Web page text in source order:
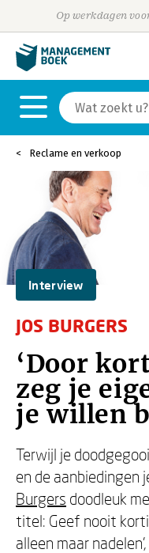
Op werkdagen
Reclame en verkoop
Interview
JOS BURGERS
‘Door
zeg je
je willen
Terwijl je
en de aanbiedingen
Burgers doodleuk
titel: Geef nooit
alleen maar